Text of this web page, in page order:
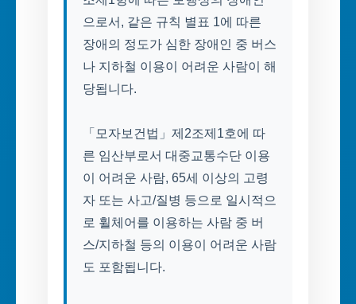
으로서, 같은 규칙 별표 1에 따른
장애의 정도가 심한 장애인 중 버스
나 지하철 이용이 어려운 사람이 해
당됩니다.
「모자보건법」제2조제1호에 따
른 임산부로서 대중교통수단 이용
이 어려운 사람, 65세 이상의 고령
자 또는 사고/질병 등으로 일시적으
로 휠체어를 이용하는 사람 중 버
스/지하철 등의 이용이 어려운 사람
도 포함됩니다.